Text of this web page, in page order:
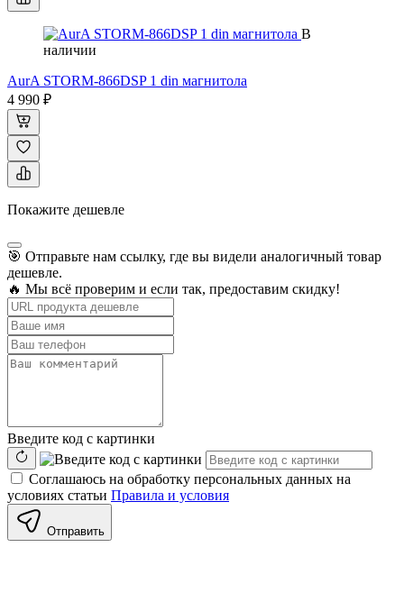
В
наличии
AurA STORM-866DSP 1 din магнитола
4 990 ₽
Покажите дешевле
🎯 Отправьте нам ссылку, где вы видели аналогичный товар
дешевле.
🔥 Мы всё проверим и если так, предоставим скидку!
Введите код с картинки
Соглашаюсь на обработку персональных данных на
условиях статьи Правила и условия
Отправить